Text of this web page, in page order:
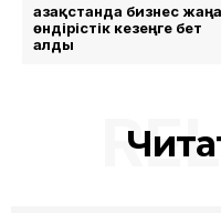
Қазақстанда бизнес жаңа
өндірістік кезеңге бет
алды